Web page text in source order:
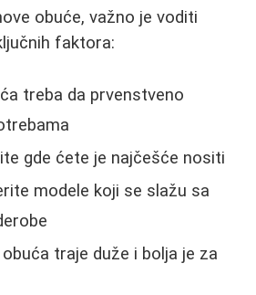
obuće, važno je voditi
faktora:
treba da prvenstveno
gde ćete je najčešće nositi
modele koji se slažu sa
traje duže i bolja je za